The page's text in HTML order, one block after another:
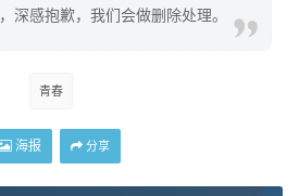
深感抱歉，我们会做删除处理。
青春
海报 分享